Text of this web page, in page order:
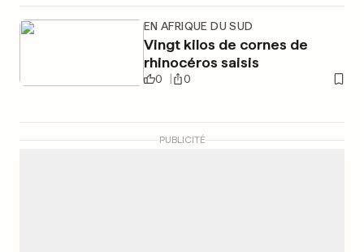
EN AFRIQUE DU SUD
Vingt kilos de cornes de
rhinocéros saisis
0 0
PUBLICITÉ